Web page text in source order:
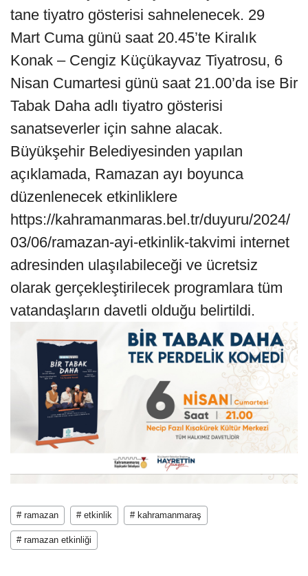
tane tiyatro gösterisi sahnelenecek. 29
Mart Cuma günü saat 20.45’te Kiralık
Konak – Cengiz Küçükayvaz Tiyatrosu, 6
Nisan Cumartesi günü saat 21.00’da ise Bir
Tabak Daha adlı tiyatro gösterisi
sanatseverler için sahne alacak.
Büyükşehir Belediyesinden yapılan
açıklamada, Ramazan ayı boyunca
düzenlenecek etkinliklere
https://kahramanmaras.bel.tr/duyuru/2024/
03/06/ramazan-ayi-etkinlik-takvimi internet
adresinden ulaşılabileceği ve ücretsiz
olarak gerçekleştirilecek programlara tüm
vatandaşların davetli olduğu belirtildi.
# ramazan # etkinlik # kahramanmaraş
# ramazan etkinliği